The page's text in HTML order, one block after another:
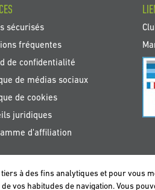
sécurisés
fréquentes
de confidentialité
de médias sociaux
de cookies
juridiques
d'affiliation
DEUTSCHLAND ESPAÑA
à des fins analytiques et pour vous
vos habitudes de navigation. Vous